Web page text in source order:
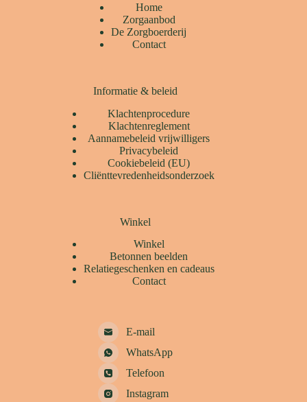
Home
Zorgaanbod
De Zorgboerderij
Contact
Informatie & beleid
Klachtenprocedure
Klachtenreglement
Aannamebeleid vrijwilligers
Privacybeleid
Cookiebeleid (EU)
Cliënttevredenheidsonderzoek
Winkel
Winkel
Betonnen beelden
Relatiegeschenken en cadeaus
Contact
E-mail
WhatsApp
Telefoon
Instagram